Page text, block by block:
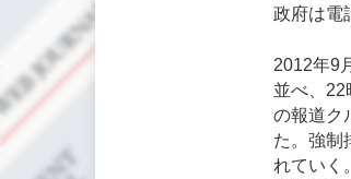
政府は電
2012年9
並べ、22
の報道ク
た。強制
れていく